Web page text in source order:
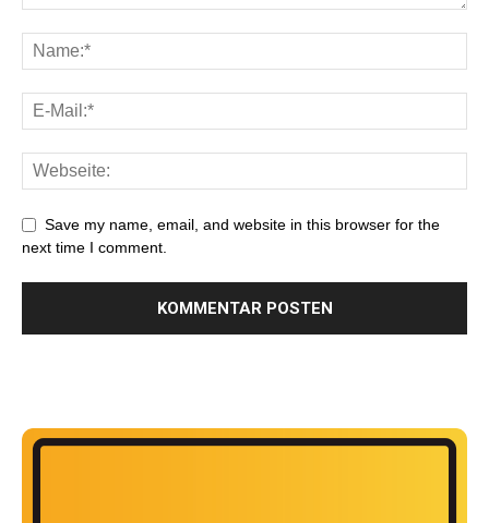
Save my name, email, and website in this browser for the
next time I comment.